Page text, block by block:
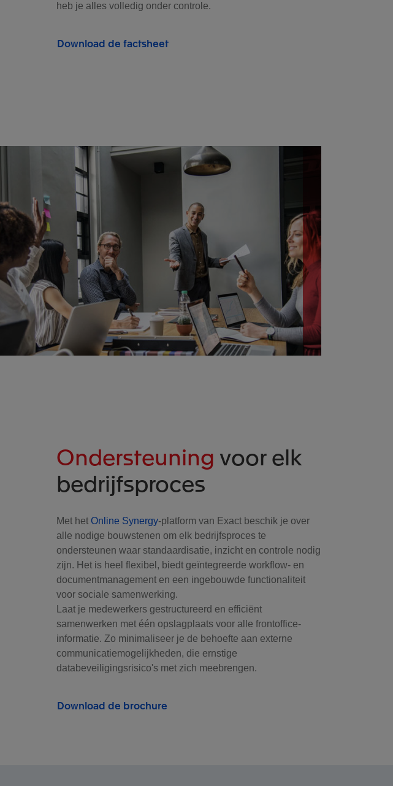
heb je alles volledig onder controle.
Download de factsheet
Ondersteuning voor elk
bedrijfsproces
Met het Online Synergy-platform van Exact beschik je over
alle nodige bouwstenen om elk bedrijfsproces te
ondersteunen waar standaardisatie, inzicht en controle nodig
zijn. Het is heel flexibel, biedt geïntegreerde workflow- en
documentmanagement en een ingebouwde functionaliteit
voor sociale samenwerking.
Laat je medewerkers gestructureerd en efficiënt
samenwerken met één opslagplaats voor alle frontoffice-
informatie. Zo minimaliseer je de behoefte aan externe
communicatiemogelijkheden, die ernstige
databeveiligingsrisico's met zich meebrengen.
Download de brochure